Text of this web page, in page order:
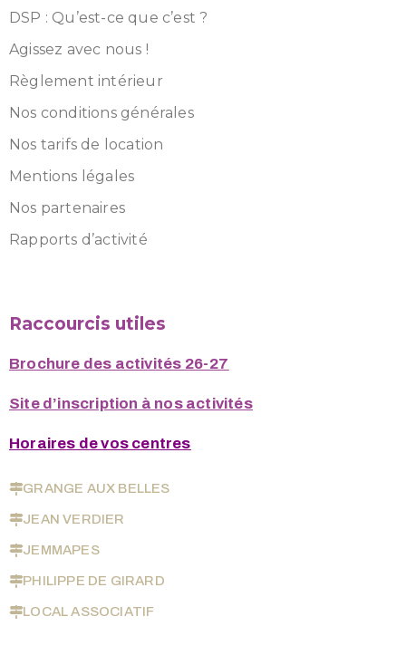
DSP : Qu’est-ce que c’est ?
Agissez avec nous !
Règlement intérieur
Nos conditions générales
Nos tarifs de location
Mentions légales
Nos partenaires
Rapports d’activité
Raccourcis utiles
Brochure des activités 26-27
Site d’inscription à nos activités
Horaires de vos centres
GRANGE AUX BELLES
JEAN VERDIER
JEMMAPES
PHILIPPE DE GIRARD
LOCAL ASSOCIATIF